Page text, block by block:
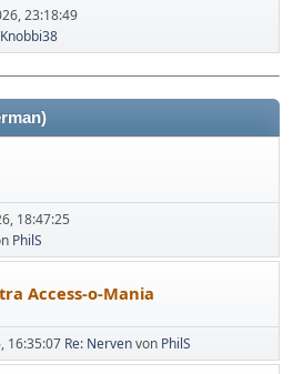
23:18:49
Knobbi38
18:47:25
PhilS
Access-o-Mania
16:35:07 Re: Nervenvon PhilS